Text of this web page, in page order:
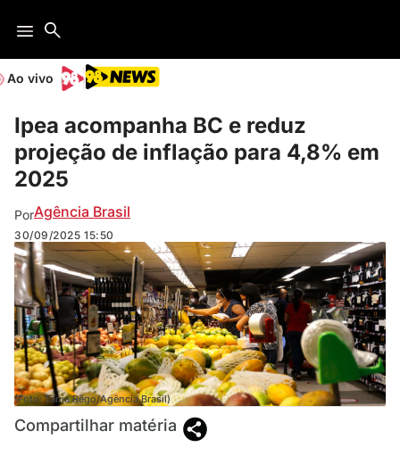
Ao vivo
Ipea acompanha BC e reduz
projeção de inflação para 4,8% em
2025
PorAgência Brasil
30/09/2025 15:50
(Foto: Tânia Rêgo/Agência Brasil)
Compartilhar matéria